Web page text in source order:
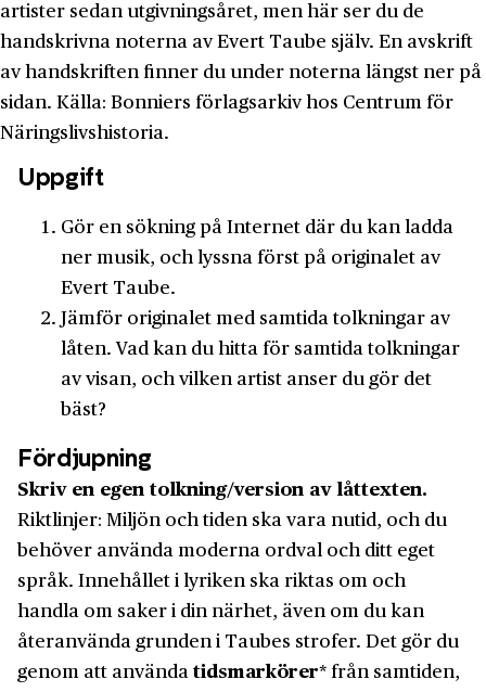
artister sedan utgivningsåret, men här ser du de
handskrivna noterna av Evert Taube själv. En avskrift
av handskriften finner du under noterna längst ner på
sidan. Källa: Bonniers förlagsarkiv hos Centrum för
Näringslivshistoria.
Uppgift
Gör en sökning på Internet där du kan ladda
ner musik, och lyssna först på originalet av
Evert Taube.
Jämför originalet med samtida tolkningar av
låten. Vad kan du hitta för samtida tolkningar
av visan, och vilken artist anser du gör det
bäst?
Fördjupning
Skriv en egen tolkning/version av låttexten.
Riktlinjer: Miljön och tiden ska vara nutid, och du
behöver använda moderna ordval och ditt eget
språk. Innehållet i lyriken ska riktas om och
handla om saker i din närhet, även om du kan
återanvända grunden i Taubes strofer. Det gör du
genom att använda tidsmarkörer* från samtiden,